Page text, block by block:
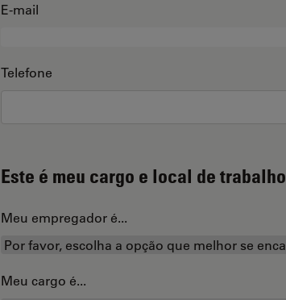
E-mail
Telefone
Este é meu cargo e local de trabalho
Meu empregador é...
Meu cargo é...